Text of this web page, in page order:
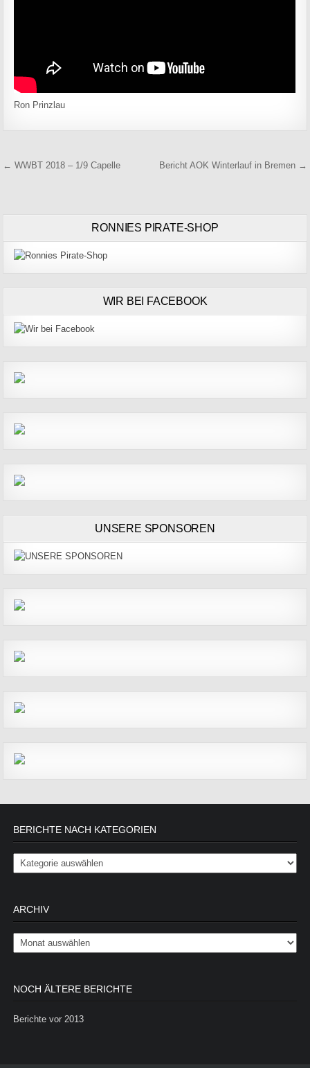
Ron Prinzlau
Beitragsnavigation
← WWBT 2018 – 1/9 Capelle Bericht AOK Winterlauf in Bremen →
RONNIES PIRATE-SHOP
WIR BEI FACEBOOK
UNSERE SPONSOREN
BERICHTE NACH KATEGORIEN
Berichte nach Kategorien
ARCHIV
Archiv
NOCH ÄLTERE BERICHTE
Berichte vor 2013